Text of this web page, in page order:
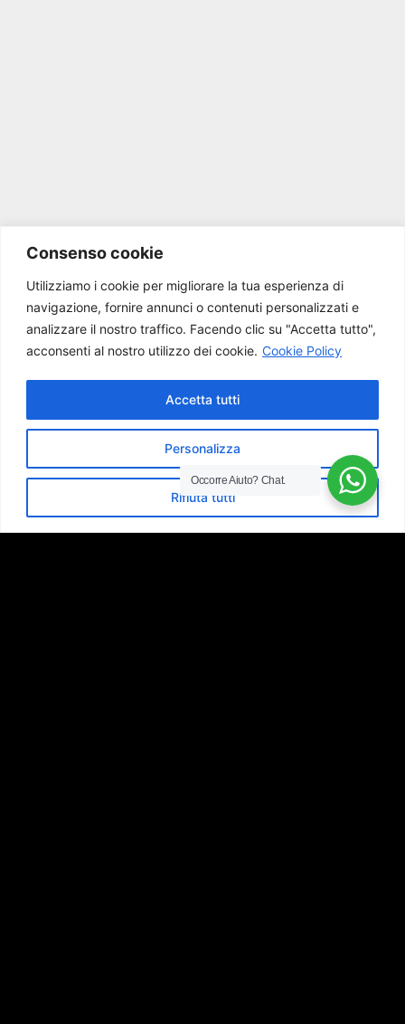
Consenso cookie
Utilizziamo i cookie per migliorare la tua esperienza di
navigazione, fornire annunci o contenuti personalizzati e
analizzare il nostro traffico. Facendo clic su "Accetta tutto",
acconsenti al nostro utilizzo dei cookie. Cookie Policy
Personalizza
Rifiuta tutti
Accetta tutti
Occorre Aiuto?Chat.